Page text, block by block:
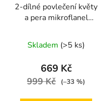
2-dílné povlečení květy
a pera mikroflanel
jednu postel
Skladem (>5 ks)
669 Kč
999 Kč (–33 %)